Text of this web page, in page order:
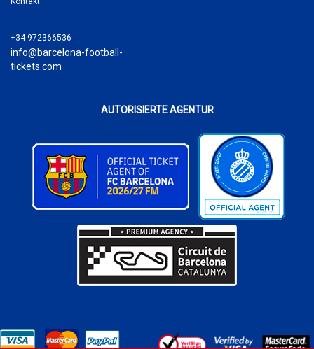
+34 972366536
info@barcelona-football-
tickets.com
AUTORISIERTE AGENTUR